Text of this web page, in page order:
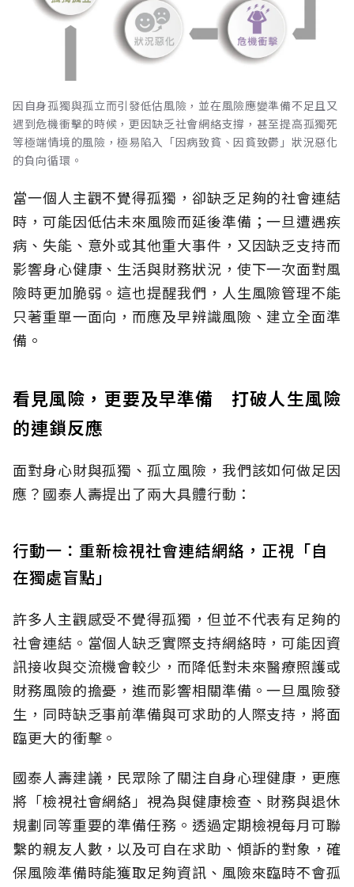
因自身孤獨與孤立而引發低估風險，並在風險應變準備不足且又
遇到危機衝擊的時候，更因缺乏社會網絡支撐，甚至提高孤獨死
等極端情境的風險，極易陷入「因病致貧、因貧致鬱」狀況惡化
的負向循環。
當一個人主觀不覺得孤獨，卻缺乏足夠的社會連結
時，可能因低估未來風險而延後準備；一旦遭遇疾
病、失能、意外或其他重大事件，又因缺乏支持而
影響身心健康、生活與財務狀況，使下一次面對風
險時更加脆弱。這也提醒我們，人生風險管理不能
只著重單一面向，而應及早辨識風險、建立全面準
備。
看見風險，更要及早準備 打破人生風險
的連鎖反應
面對身心財與孤獨、孤立風險，我們該如何做足因
應？國泰人壽提出了兩大具體行動：
行動一：重新檢視社會連結網絡，正視「自
在獨處盲點」
許多人主觀感受不覺得孤獨，但並不代表有足夠的
社會連結。當個人缺乏實際支持網絡時，可能因資
訊接收與交流機會較少，而降低對未來醫療照護或
財務風險的擔憂，進而影響相關準備。一旦風險發
生，同時缺乏事前準備與可求助的人際支持，將面
臨更大的衝擊。
國泰人壽建議，民眾除了關注自身心理健康，更應
將「檢視社會網絡」視為與健康檢查、財務與退休
規劃同等重要的準備任務。透過定期檢視每月可聯
繫的親友人數，以及可自在求助、傾訴的對象，確
保風險準備時能獲取足夠資訊、風險來臨時不會孤